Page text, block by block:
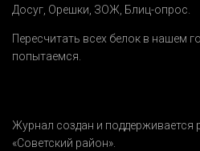
Досуг, Орешки, ЗОЖ, Блиц-опрос.
Пересчитать всех белок в нашем
попытаемся.
Журнал создан и поддерживается
«Советский район».